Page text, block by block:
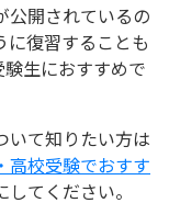
公開されているの
に復習することも
生におすすめで
いて知りたい方は
高校受験でおすす
してください。